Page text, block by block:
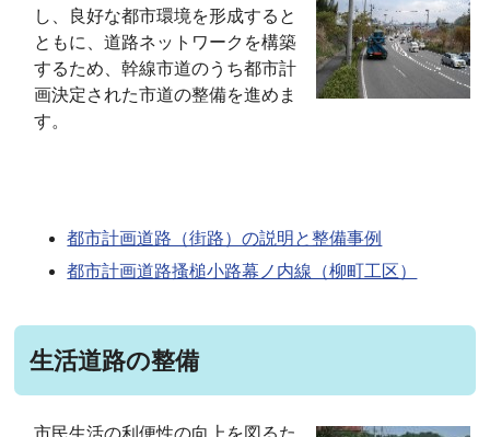
し、良好な都市環境を形成すると
ともに、道路ネットワークを構築
するため、幹線市道のうち都市計
画決定された市道の整備を進めま
す。
都市計画道路（街路）の説明と整備事例
都市計画道路搔槌小路幕ノ内線（柳町工区）
生活道路の整備
市民生活の利便性の向上を図るた